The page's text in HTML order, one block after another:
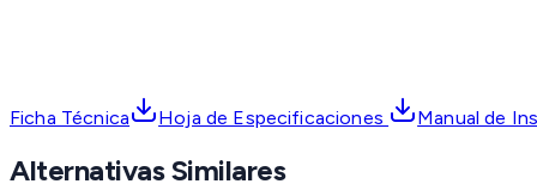
Ficha Técnica Hoja de Especificaciones Manual de
Alternativas Similares